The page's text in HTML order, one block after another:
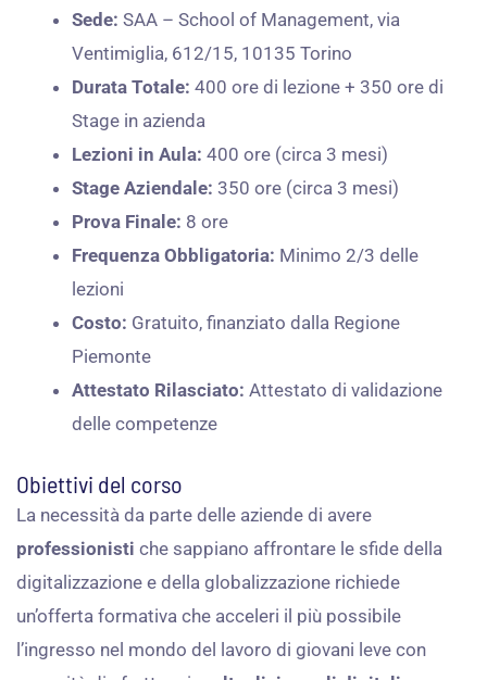
Sede: SAA – School of Management, via
Ventimiglia, 612/15, 10135 Torino​
Durata Totale: 400 ore di lezione + 350 ore di
Stage in azienda
Lezioni in Aula: 400 ore (circa 3 mesi)​
Stage Aziendale: 350 ore (circa 3 mesi)​
Prova Finale: 8 ore​
Frequenza Obbligatoria: Minimo 2/3 delle
lezioni​
Costo: Gratuito, finanziato dalla Regione
Piemonte​
Attestato Rilasciato: Attestato di validazione
delle competenze
Obiettivi del corso
La necessità da parte delle aziende di avere
professionisti che sappiano affrontare le sfide della
digitalizzazione e della globalizzazione richiede
un’offerta formativa che acceleri il più possibile
l’ingresso nel mondo del lavoro di giovani leve con